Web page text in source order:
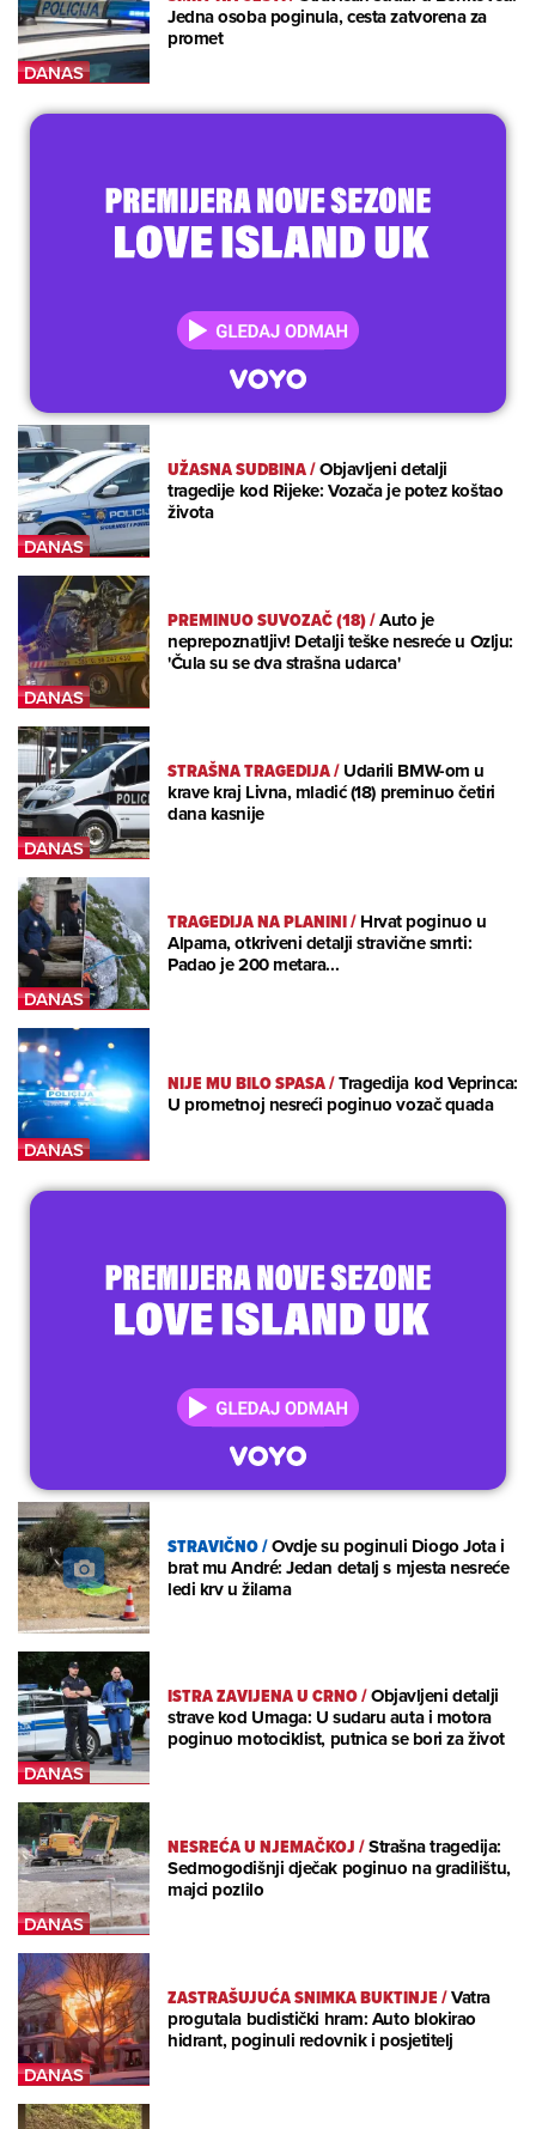
Jedna osoba poginula, cesta zatvorena za
promet
UŽASNA SUDBINA/Objavljeni detalji
tragedije kod Rijeke: Vozača je potez koštao
života
PREMINUO SUVOZAČ (18)/Auto je
neprepoznatljiv! Detalji teške nesreće u Ozlju:
'Čula su se dva strašna udarca'
STRAŠNA TRAGEDIJA/Udarili BMW-om u
krave kraj Livna, mladić (18) preminuo četiri
dana kasnije
TRAGEDIJA NA PLANINI/Hrvat poginuo u
Alpama, otkriveni detalji stravične smrti:
Padao je 200 metara...
NIJE MU BILO SPASA/Tragedija kod Veprinca:
U prometnoj nesreći poginuo vozač quada
STRAVIČNO/Ovdje su poginuli Diogo Jota i
brat mu André: Jedan detalj s mjesta nesreće
ledi krv u žilama
ISTRA ZAVIJENA U CRNO/Objavljeni detalji
strave kod Umaga: U sudaru auta i motora
poginuo motociklist, putnica se bori za život
NESREĆA U NJEMAČKOJ/Strašna tragedija:
Sedmogodišnji dječak poginuo na gradilištu,
majci pozlilo
ZASTRAŠUJUĆA SNIMKA BUKTINJE/Vatra
progutala budistički hram: Auto blokirao
hidrant, poginuli redovnik i posjetitelj